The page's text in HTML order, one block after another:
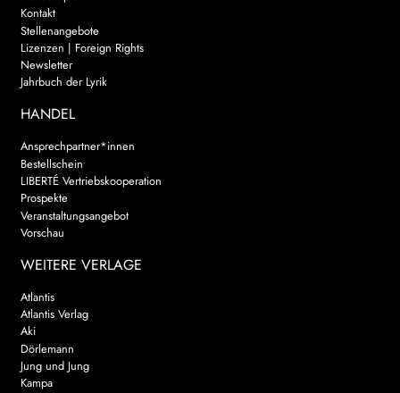
Kontakt
Stellenangebote
Lizenzen | Foreign Rights
Newsletter
Jahrbuch der Lyrik
HANDEL
Ansprechpartner*innen
Bestellschein
LIBERTÉ Vertriebskooperation
Prospekte
Veranstaltungsangebot
Vorschau
WEITERE VERLAGE
Atlantis
Atlantis Verlag
Aki
Dörlemann
Jung und Jung
Kampa